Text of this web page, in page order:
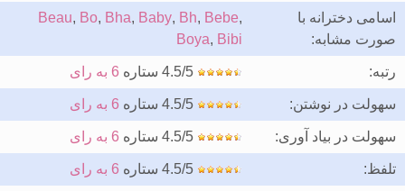
اسامی دخترانه با
صورت مشابه:
Beau, Bo, Bha, Baby, Bh, Bebe,
Boya, Bibi
رتبه: 6 به رای
سهولت در نوشتن: 6 به رای
سهولت در بیاد آوری: 6 به رای
تلفظ: 6 به رای